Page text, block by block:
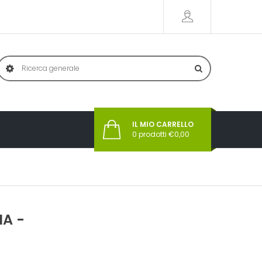
IL MIO CARRELLO
0 prodotti €0,00
-